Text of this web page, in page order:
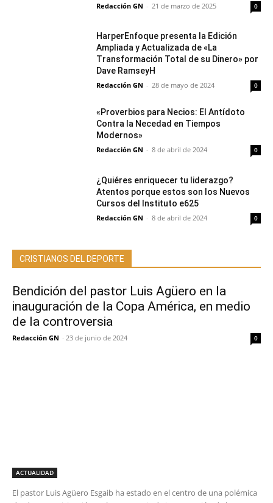
Redacción GN - 21 de marzo de 2025 0
HarperEnfoque presenta la Edición
Ampliada y Actualizada de «La
Transformación Total de su Dinero» por
Dave RamseyH
Redacción GN - 28 de mayo de 2024 0
«Proverbios para Necios: El Antídoto
Contra la Necedad en Tiempos
Modernos»
Redacción GN - 8 de abril de 2024 0
¿Quiéres enriquecer tu liderazgo?
Atentos porque estos son los Nuevos
Cursos del Instituto e625
Redacción GN - 8 de abril de 2024 0
CRISTIANOS DEL DEPORTE
Bendición del pastor Luis Agüero en la
inauguración de la Copa América, en medio
de la controversia
Redacción GN - 23 de junio de 2024 0
ACTUALIDAD
El pastor Luis Agüero Esgaib ha estado en el centro de una polémica